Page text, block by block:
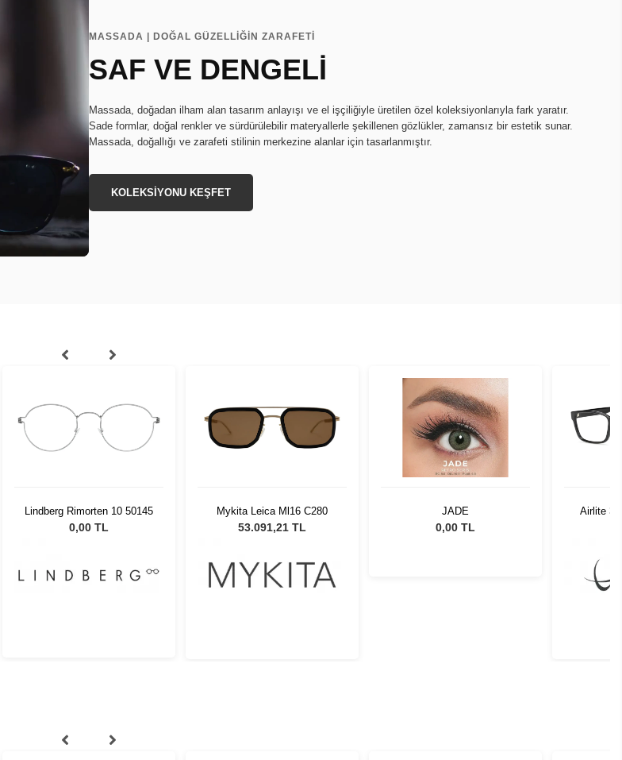
MASSADA | DOĞAL GÜZELLİĞİN ZARAFETİ
SAF VE DENGELİ
Massada, doğadan ilham alan tasarım anlayışı ve el işçiliğiyle üretilen özel koleksiyonlarıyla fark yaratır.
Sade formlar, doğal renkler ve sürdürülebilir materyallerle şekillenen gözlükler, zamansız bir estetik sunar.
Massada, doğallığı ve zarafeti stilinin merkezine alanlar için tasarlanmıştır.
KOLEKSİYONU KEŞFET
Lindberg Rimorten 10 50145
0,00 TL
Mykita Leica Ml16 C280
53.091,21 TL
JADE
0,00 TL
Airlite